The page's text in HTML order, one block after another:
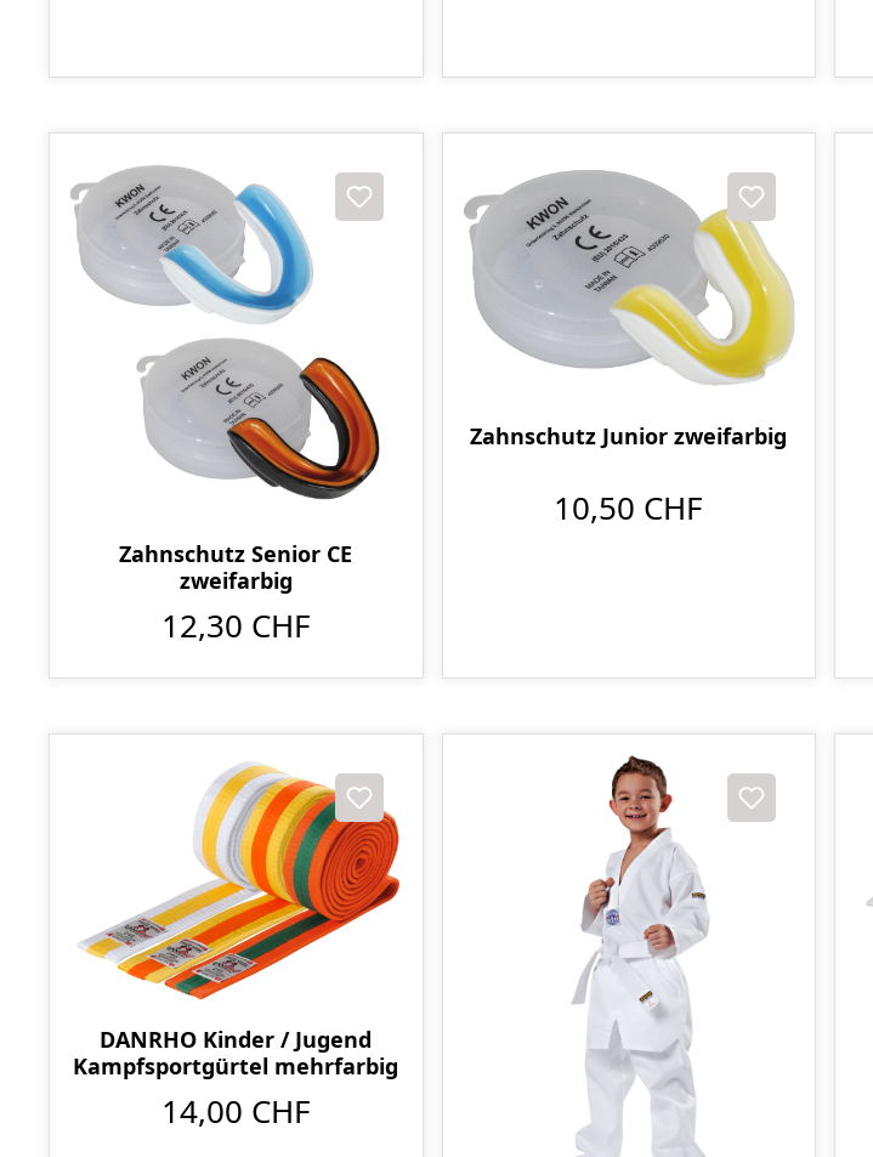
Zahnschutz Senior CE
zweifarbig
12,30 CHF
Zahnschutz Junior zweifarbig
10,50 CHF
DANRHO Kinder / Jugend
Kampfsportgürtel mehrfarbig
14,00 CHF